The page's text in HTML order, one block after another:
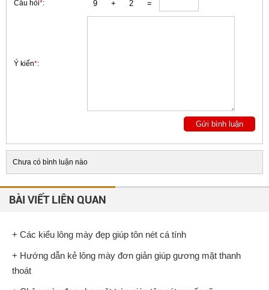
Câu hỏi*:
Ý kiến*:
Chưa có bình luận nào
BÀI VIẾT LIÊN QUAN
+ Các kiểu lông mày đẹp giúp tôn nét cá tính
+ Hướng dẫn kẻ lông mày đơn giản giúp gương mặt thanh
thoát